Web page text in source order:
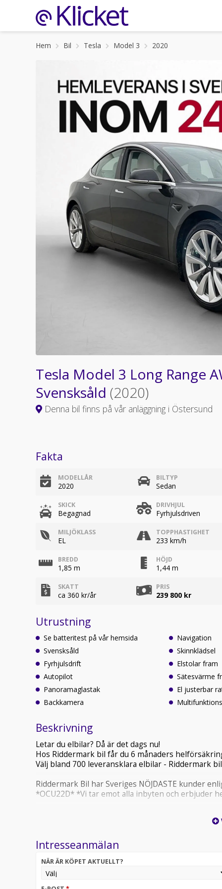
Hem Bil Tesla Model 3 2020
Tesla Model 3 Long Range
Svensksåld (2020)
Denna bil finns på vår anläggning i Östersund
Fakta
MODELLÅR
2020
BILTYP
Sedan
SKICK
Begagnad
DRIVHJUL
Fyrhjulsdriven
MILJÖKLASS
EL
TOPPHASTIGHET
233 km/h
BREDD
1,85 m
HÖJD
1,44 m
SKATT
ca 360 kr/år
PRIS
239 800 kr
Utrustning
Se batteritest på vår hemsida
Svensksåld
Fyrhjulsdrift
Autopilot
Panoramaglastak
Backkamera
Navigation
Skinnklädsel
Elstolar fram
Sätesvärme
El justerbar
Beskrivning
Letar du elbilar? Då är det dags nu!
Hos Riddermark bil får du 6 månaders
Välj bland 700 leveransklara elbilar - Riddermark
Riddermark Bil har Sveriges NÖJDASTE kunder
*OCU22D* *Vi tar emot alla inbyten och erbjuder
- Svensksåld
- Fyrhjulsdrift
Intresseanmälan
NÄR ÄR KÖPET AKTUELLT?